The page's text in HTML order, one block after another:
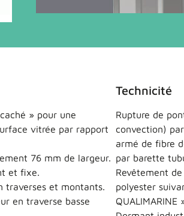
» pour une
vitrée par rapport
76 mm de largeur.
et fixe.
traverses et montants.
en traverse basse
Technicité
Rupture de
convection)
armé de fibre
par barette
Revêtement
polyester
QUALIMARINE